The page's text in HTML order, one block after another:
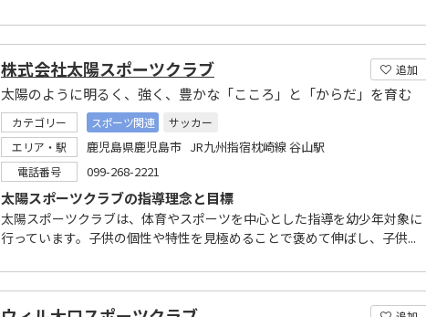
追加
株式会社太陽スポーツクラブ
太陽のように明るく、強く、豊かな「こころ」と「からだ」を育む
カテゴリー スポーツ関連
サッカー
エリア・駅
鹿児島県鹿児島市 JR九州指宿枕崎線 谷山駅
電話番号 099-268-2221
太陽スポーツクラブの指導理念と目標
太陽スポーツクラブは、体育やスポーツを中心とした指導を幼少年対象に
行っています。子供の個性や特性を見極めることで褒めて伸ばし、子供...